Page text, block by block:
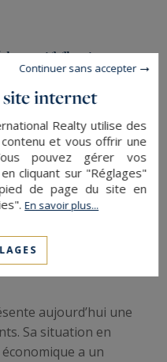
locatif florissant
autant que
à étudier. L’une
proche de Lille
Cette ville au nord
attrayant grâce à sa
de qualité. La
scolaires fait
pour les
aujourd’hui une
Sa situation en
a un
site internet
Realty utilise des
et vous offrir une
pouvez gérer vos
cliquant sur "Réglages"
de page du site en
En savoir plus...
Continuer sans accepter